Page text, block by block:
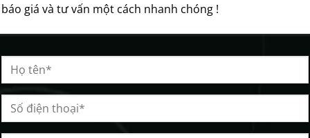
báo giá và tư vấn một cách nhanh chóng !